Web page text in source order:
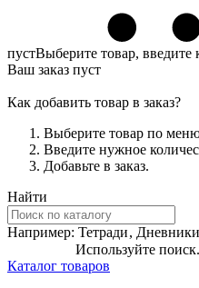
пустВыберите товар, введите
Ваш заказ пуст
Как добавить товар в заказ?
Выберите товар по
Введите нужное
Добавьте в заказ.
Найти
Например: Тетради, Дневники
Используйте
Каталог товаров